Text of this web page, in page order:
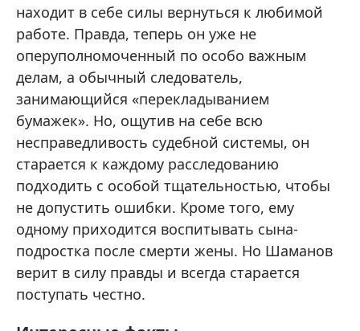
находит в себе силы вернуться к любимой
работе. Правда, теперь он уже не
оперуполномоченный по особо важным
делам, а обычный следователь,
занимающийся «перекладыванием
бумажек». Но, ощутив на себе всю
несправедливость судебной системы, он
старается к каждому расследованию
подходить с особой тщательностью, чтобы
не допустить ошибки. Кроме того, ему
одному приходится воспитывать сына-
подростка после смерти жены. Но Шаманов
верит в силу правды и всегда старается
поступать честно.